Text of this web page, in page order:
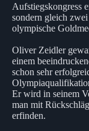
Aufstiegskongress
sondern gleich
olympische
Oliver Zeidler
einem
schon sehr
Er wird in seinem
man mit
erfinden.